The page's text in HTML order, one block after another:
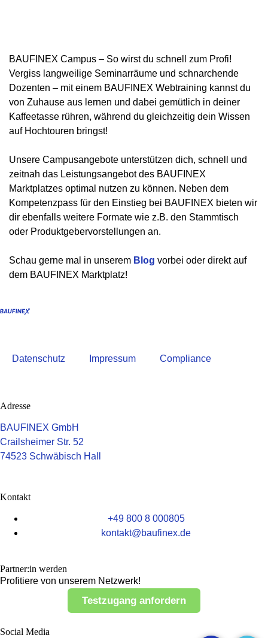
BAUFINEX Campus – So wirst du schnell zum Profi!
Vergiss langweilige Seminarräume und schnarchende
Dozenten – mit einem BAUFINEX Webtraining kannst du
von Zuhause aus lernen und dabei gemütlich in deiner
Kaffeetasse rühren, während du gleichzeitig dein Wissen
auf Hochtouren bringst! ​
Unsere Campusangebote unterstützen dich, schnell und
zeitnah das Leistungsangebot des BAUFINEX
Marktplatzes optimal nutzen zu können. Neben dem
Kompetenzpass für den Einstieg bei BAUFINEX bieten wir
dir ebenfalls weitere Formate wie z.B. den Stammtisch
oder Produktgebervorstellungen an.
Schau gerne mal in unserem Blog vorbei oder direkt auf
dem BAUFINEX Marktplatz!
Datenschutz Impressum Compliance
Adresse
BAUFINEX GmbH
Crailsheimer Str. 52
74523 Schwäbisch Hall
Kontakt
+49 800 8 000805
ed.xe
nifua
b@tka
tnok
Partner:in werden
Profitiere von unserem Netzwerk!
Testzugang anfordern
Social Media